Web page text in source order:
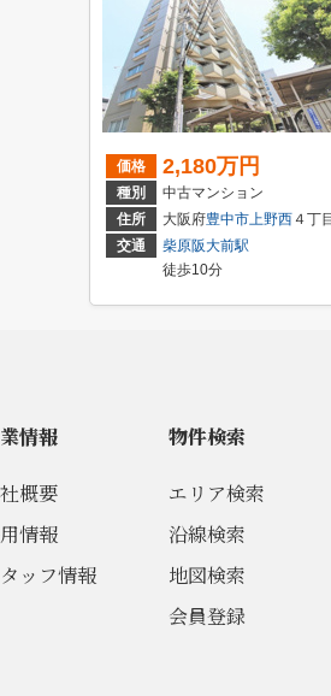
価格 2,180万円
種別
中古マンション
住所
大阪府豊中市 上野西４丁
交通
柴原阪大前駅
徒歩10分
情報
概要
情報
ッフ情報
物件検索
エリア検索
沿線検索
地図検索
会員登録